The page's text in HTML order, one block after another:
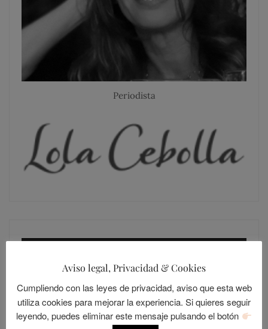
Periodista
Aviso legal, Privacidad & Cookies
Cumpliendo con las leyes de privacidad, aviso que esta web
utiliza cookies para mejorar la experiencia. Si quieres seguir
leyendo, puedes eliminar este mensaje pulsando el botón